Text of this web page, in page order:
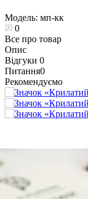
Модель: мп-кк
0
Все про товар
Опис
Відгуки 0
Питання0
Рекомендуємо